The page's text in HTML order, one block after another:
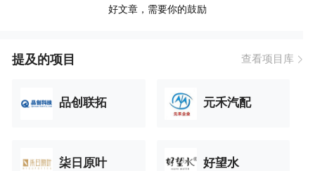
好文章，需要你的鼓励
提及的项目 查看项目库
品创联拓 元禾汽配
柒日原叶 好望水